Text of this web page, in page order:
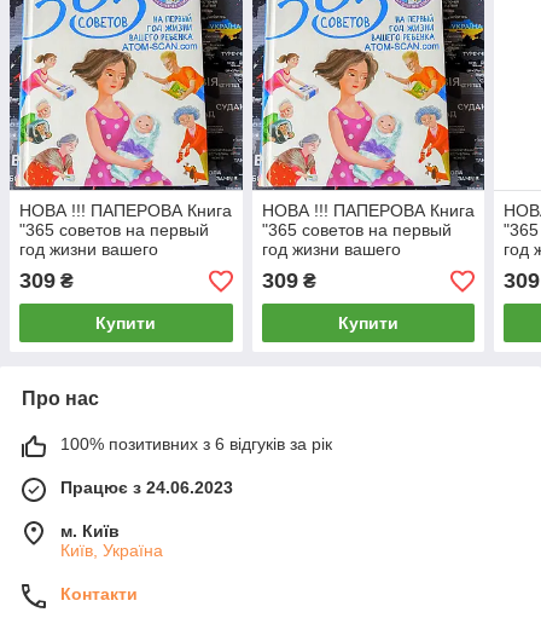
НОВА !!! ПАПЕРОВА Книга
"365 советов на первый
год жизни вашего
ребенка"
Є.О.Комаровський
309 ₴
Купити
НОВА !!! ПАПЕРОВА Книга
"365 советов на первый
год жизни вашего
ребенка"
Є.О.Комаровський
309₴
Купити
год
309
Про нас
100% позитивних з 6 відгуків за рік
Працює з 24.06.2023
м. Київ
Київ, Україна
Контакти